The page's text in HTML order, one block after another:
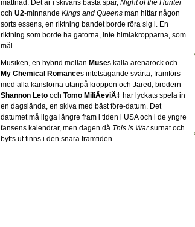
mättnad. Det är i skivans bästa spår, Night of the Hunter
och U2-minnande Kings and Queens man hittar någon
sorts essens, en riktning bandet borde röra sig i. En
riktning som borde ha gatorna, inte himlakropparna, som
mål.
Musiken, en hybrid mellan Muses kalla arenarock och
My Chemical Romances intetsägande svärta, framförs
med alla känslorna utanpå kroppen och Jared, brodern
Shannon Leto och Tomo MiliÄeviÄ‡ har lyckats spela in
en dagslända, en skiva med bäst före-datum. Det
datumet må ligga längre fram i tiden i USA och i de yngre
fansens kalendrar, men dagen då This is Warsurnat och
bytts ut finns i den snara framtiden.